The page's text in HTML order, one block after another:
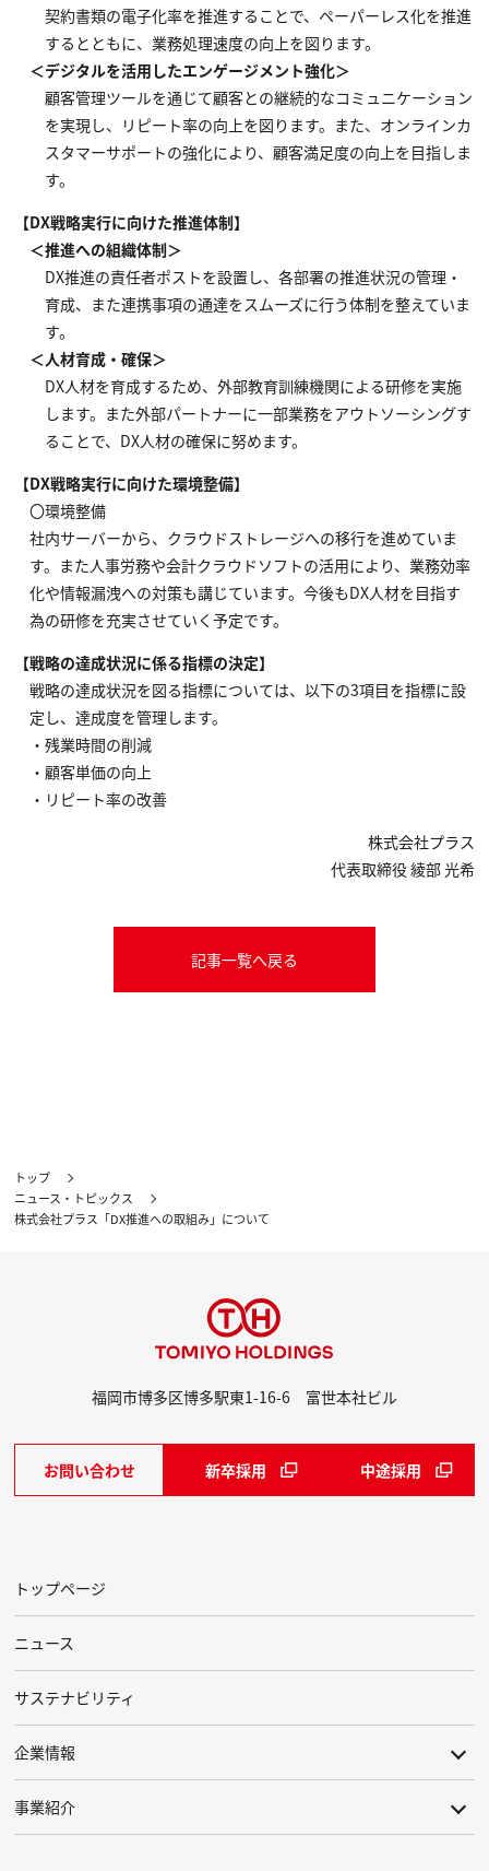
契約書類の電子化率を推進することで、ペーパーレス化を推進
するとともに、業務処理速度の向上を図ります。
＜デジタルを活用したエンゲージメント強化＞
顧客管理ツールを通じて顧客との継続的なコミュニケーション
を実現し、リピート率の向上を図ります。また、オンラインカ
スタマーサポートの強化により、顧客満足度の向上を目指しま
す。
【DX戦略実行に向けた推進体制】
＜推進への組織体制＞
DX推進の責任者ポストを設置し、各部署の推進状況の管理・
育成、また連携事項の通達をスムーズに行う体制を整えていま
す。
＜人材育成・確保＞
DX人材を育成するため、外部教育訓練機関による研修を実施
します。また外部パートナーに一部業務をアウトソーシングす
ることで、DX人材の確保に努めます。
【DX戦略実行に向けた環境整備】
〇環境整備
社内サーバーから、クラウドストレージへの移行を進めていま
す。また人事労務や会計クラウドソフトの活用により、業務効率
化や情報漏洩への対策も講じています。今後もDX人材を目指す
為の研修を充実させていく予定です。
【戦略の達成状況に係る指標の決定】
戦略の達成状況を図る指標については、以下の3項目を指標に設
定し、達成度を管理します。
・残業時間の削減
・顧客単価の向上
・リピート率の改善
株式会社プラス
代表取締役 綾部 光希
記事一覧へ戻る
トップ
ニュース・トピックス
株式会社プラス「DX推進への取組み」について
福岡市博多区博多駅東1-16-6 富世本社ビル
お問い合わせ 新卒採用 中途採用
トップページ
ニュース
サステナビリティ
企業情報
事業紹介